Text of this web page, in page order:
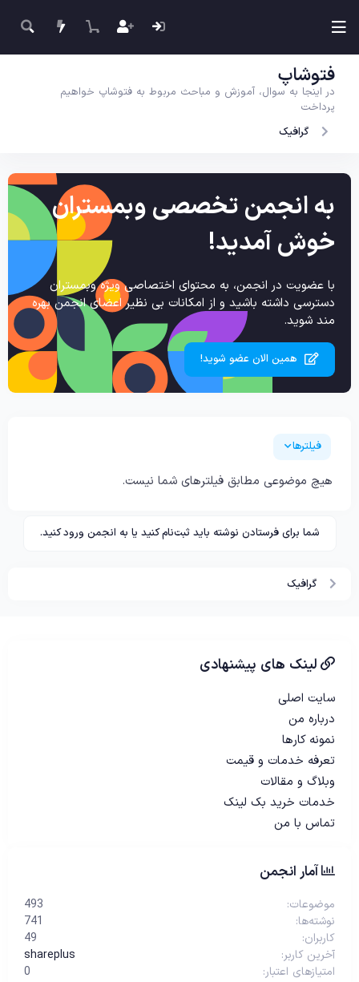
فتوشاپ
در اینجا به سوال، آموزش و مباحث مربوط به فتوشاپ خواهیم
پرداخت
گرافیک
به انجمن تخصصی وبمستران
خوش آمدید!
با عضویت در انجمن، به محتوای اختصاصی ویژه وبمستران
دسترسی داشته باشید و از امکانات بی نظیر اعضای انجمن بهره
مند شوید.
همین الان عضو شوید!
فیلترها
هیچ موضوعی مطابق فیلترهای شما نیست.
شما برای فرستادن نوشته باید ثبت‌نام کنید یا به انجمن ورود کنید.
گرافیک
لینک های پیشنهادی
سایت اصلی
درباره من
نمونه کارها
تعرفه خدمات و قیمت
وبلاگ و مقالات
خدمات خرید بک لینک
تماس با من
آمار انجمن
موضوعات
493
نوشته‌ها
741
کاربران
49
آخرین کاربر
shareplus
امتیازهای اعتبار
0